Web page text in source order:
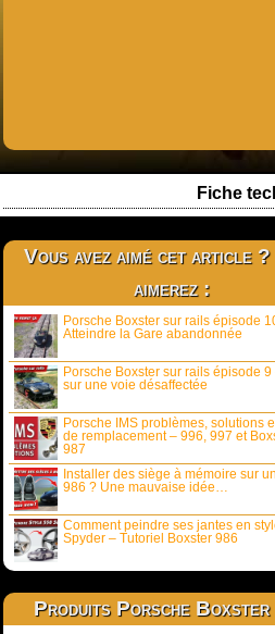
Fiche
Vous avez aimé cet article ?
aimerez :
Porsche Boxster sur rails épisode
Atteindre la Gare abandonnée
Porsche Boxster sur rails épisode
sur une voie désaffectée
Porsche IMS problèmes, solutions
de remplacement – 996, 997 et
987
Installer des siège à mémoire sur
986 ? Une mauvaise idée…
Comment peindre ses jantes en
Spyder – Tutoriel Boxster 986
Produits Porsche Boxster